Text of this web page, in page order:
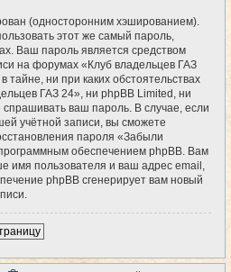
(односторонним хэшированием).
этот же самый пароль,
Ваш пароль является средством
на форумах «Клуб владельцев ГАЗ
тайне, ни при каких обстоятельствах
ГАЗ 24», ни phpBB Limited, ни
спрашивать ваш пароль. В случае, если
учётной записи, вы сможете
пароля «Забыли
обеспечением phpBB. Вам
имя пользователя и ваш адрес email,
phpBB сгенерирует вам новый